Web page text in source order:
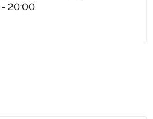
20:00